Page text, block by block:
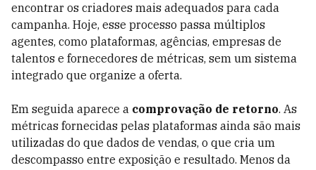
encontrar os criadores mais adequados para cada
campanha. Hoje, esse processo passa múltiplos
agentes, como plataformas, agências, empresas de
talentos e fornecedores de métricas, sem um sistema
integrado que organize a oferta.
Em seguida aparece a comprovação de retorno. As
métricas fornecidas pelas plataformas ainda são mais
utilizadas do que dados de vendas, o que cria um
descompasso entre exposição e resultado. Menos da